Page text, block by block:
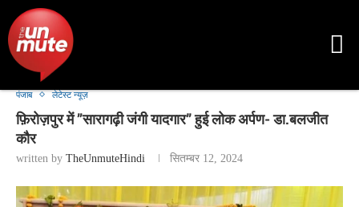
पंजाब लेटेस्ट न्यूज़
फ़िरोज़पुर में ’’सारागढ़ी जंगी यादगार” हुई लोक अर्पण- डा.बलजीत
कौर
written by TheUnmuteHindi सितम्बर 12, 2024